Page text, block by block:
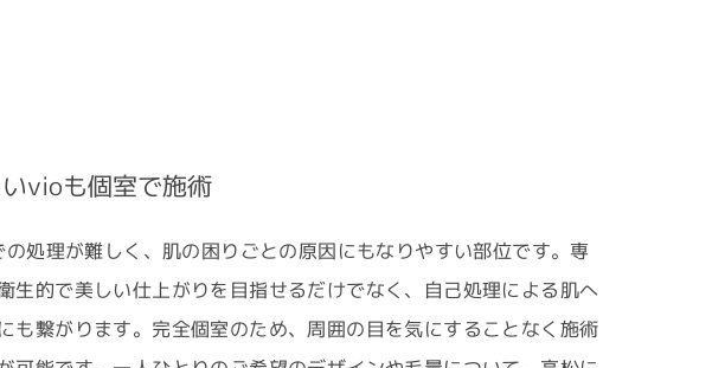
vioも個室で施術
処理が難しく、肌の困りごとの原因にもなりやすい部位です。専
生的で美しい仕上がりを目指せるだけでなく、自己処理による肌へ
も繋がります。完全個室のため、周囲の目を気にすることなく施術